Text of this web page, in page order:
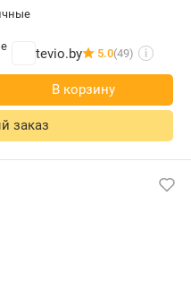
tevio.by 5.0(49) i
В корзину
заказ